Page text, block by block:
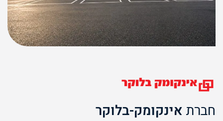
חברת אינקומק-בלוקר